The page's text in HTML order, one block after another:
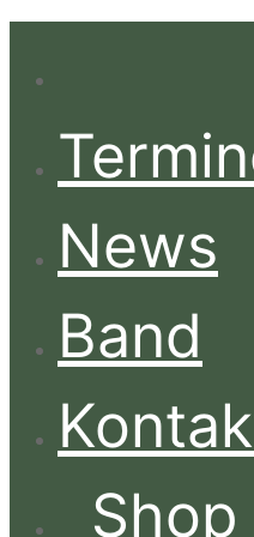
News
Band
Shop